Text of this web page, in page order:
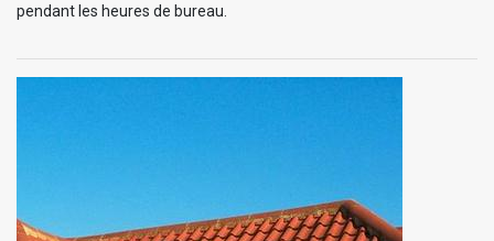
pendant les heures de bureau.